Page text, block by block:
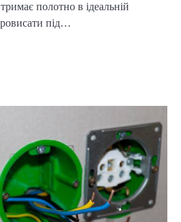
полотно в ідеальній
під…